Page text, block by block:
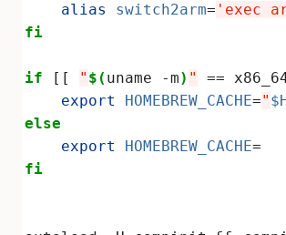
alias
switch2arm= 'exec
fi
if [[ " $( uname -m) " ==
export
HOMEBREW_CACHE="
else
export
HOMEBREW_CACHE
fi